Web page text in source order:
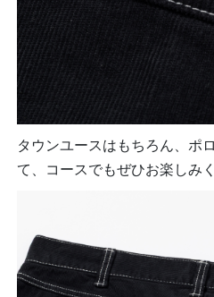
タウンユースはもちろん、ポ
て、コースでもぜひお楽しみく